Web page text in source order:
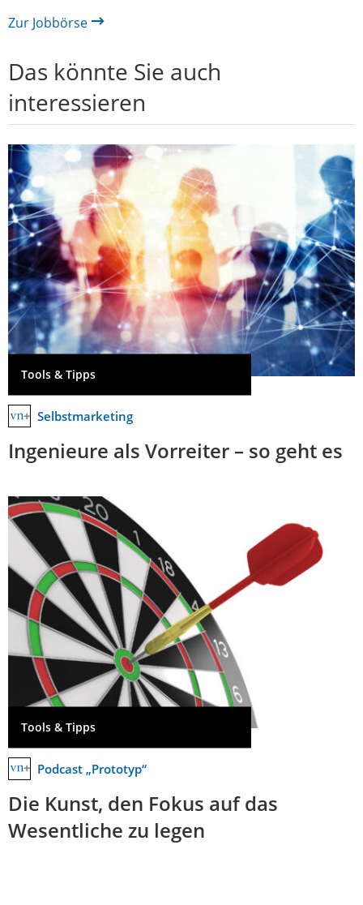
Zur Jobbörse
Das könnte Sie auch
interessieren
Tools & Tipps
Selbstmarketing
Ingenieure als Vorreiter – so geht es
Tools & Tipps
Podcast „Prototyp“
Die Kunst, den Fokus auf das
Wesentliche zu legen